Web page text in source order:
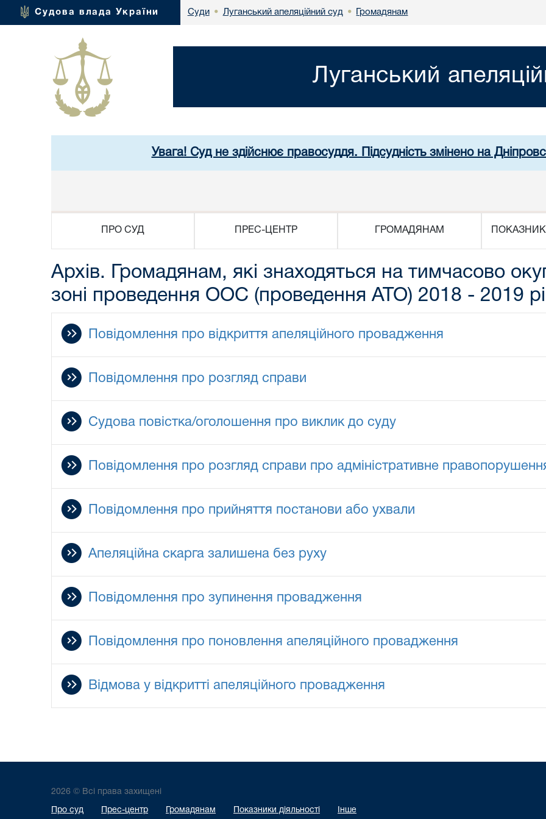
Судова влада України Суди • Луганський апеляційний суд • Громадянам
Луганський
Увага! Суд не здійснює правосуддя. Підсудність змінено на
ПРО СУД ПРЕС-ЦЕНТР ГРОМАДЯНАМ
Архів. Громадянам, які знаходяться на тимчасово
зоні проведення ООС (проведення АТО) 2018 - 2019
Повідомлення про відкриття апеляційного провадження
Повідомлення про розгляд справи
Судова повістка/оголошення про виклик до суду
Повідомлення про розгляд справи про адміністративне
Повідомлення про прийняття постанови або ухвали
Апеляційна скарга залишена без руху
Повідомлення про зупинення провадження
Повідомлення про поновлення апеляційного провадження
Відмова у відкритті апеляційного провадження
2026 © Всі права захищені
Про суд Прес-центр Громадянам Показники діяльності Інше